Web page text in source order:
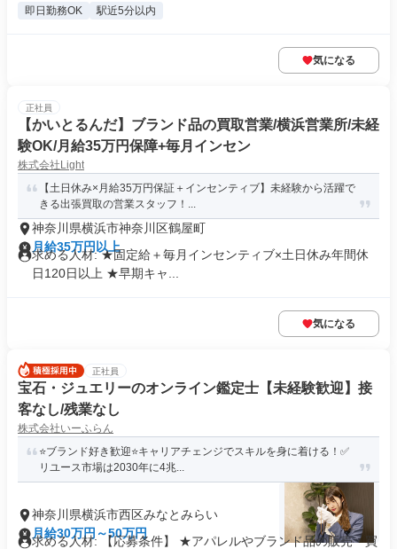
即日勤務OK 駅近5分以内
気になる
正社員
【かいとるんだ】ブランド品の買取営業/横浜営業所/未経
験OK/月給35万円保障+毎月インセン
株式会社Light
【土日休み×月給35万円保証＋インセンティブ】未経験から活躍で
きる出張買取の営業スタッフ！...
神奈川県横浜市神奈川区鶴屋町
月給35万円以上
求める人材: ★固定給＋毎月インセンティブ×土日休み年間休
日120日以上 ★早期キャ...
気になる
正社員
宝石・ジュエリーのオンライン鑑定士【未経験歓迎】接
客なし/残業なし
株式会社いーふらん
⭐ブランド好き歓迎⭐キャリアチェンジでスキルを身に着ける！✅
リユース市場は2030年に4兆...
神奈川県横浜市西区みなとみらい
月給30万円～50万円
求める人材: 【応募条件】 ★アパレルやブランド品の販売・買